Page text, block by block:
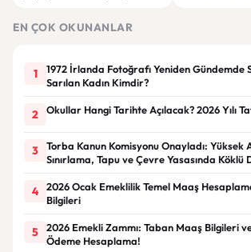
EN ÇOK OKUNANLAR
1
1972 İrlanda Fotoğrafı Yeniden Gündemde
Sarılan Kadın Kimdir?
2 Okullar Hangi Tarihte Açılacak? 2026 Yılı
3
Torba Kanun Komisyonu Onayladı: Yüksek
Sınırlama, Tapu ve Çevre Yasasında Köklü
4
2026 Ocak Emeklilik Temel Maaş
Bilgileri
5
2026 Emekli Zammı: Taban Maaş Bilgileri
Ödeme Hesaplama!